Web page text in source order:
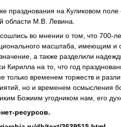
празднования на Куликовом поле
области М.В. Левина.
сошлись во мнении о том, что 700-
масштаба, имеющим и
а также разделили
Кирилла на то, что год
только временем торжеств и
но и временем осмысления
Божиим угодником нам, его
ресурсов.